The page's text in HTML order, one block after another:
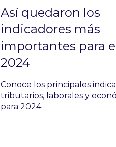
Así quedaron los
indicadores más
importantes para
2024
Conoce los principales
tributarios, laborales y
para 2024